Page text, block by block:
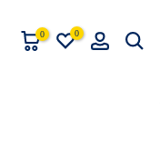
0
0